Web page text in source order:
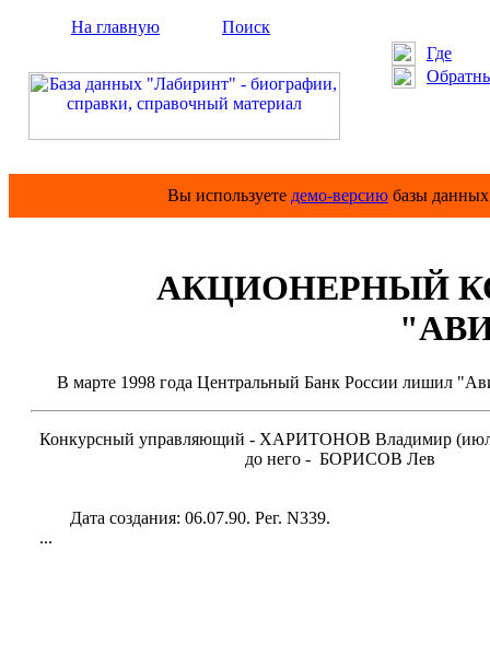
На главную
Поиск
Где
Вы используете демо-версию базы
АКЦИОНЕРНЫЙ
В марте 1998 года Центральный Банк России лишил
Конкурсный управляющий - ХАРИТОНОВ Владимир
до него - БОРИСОВ Лев
Дата создания: 06.07.90. Рег. N339.
...